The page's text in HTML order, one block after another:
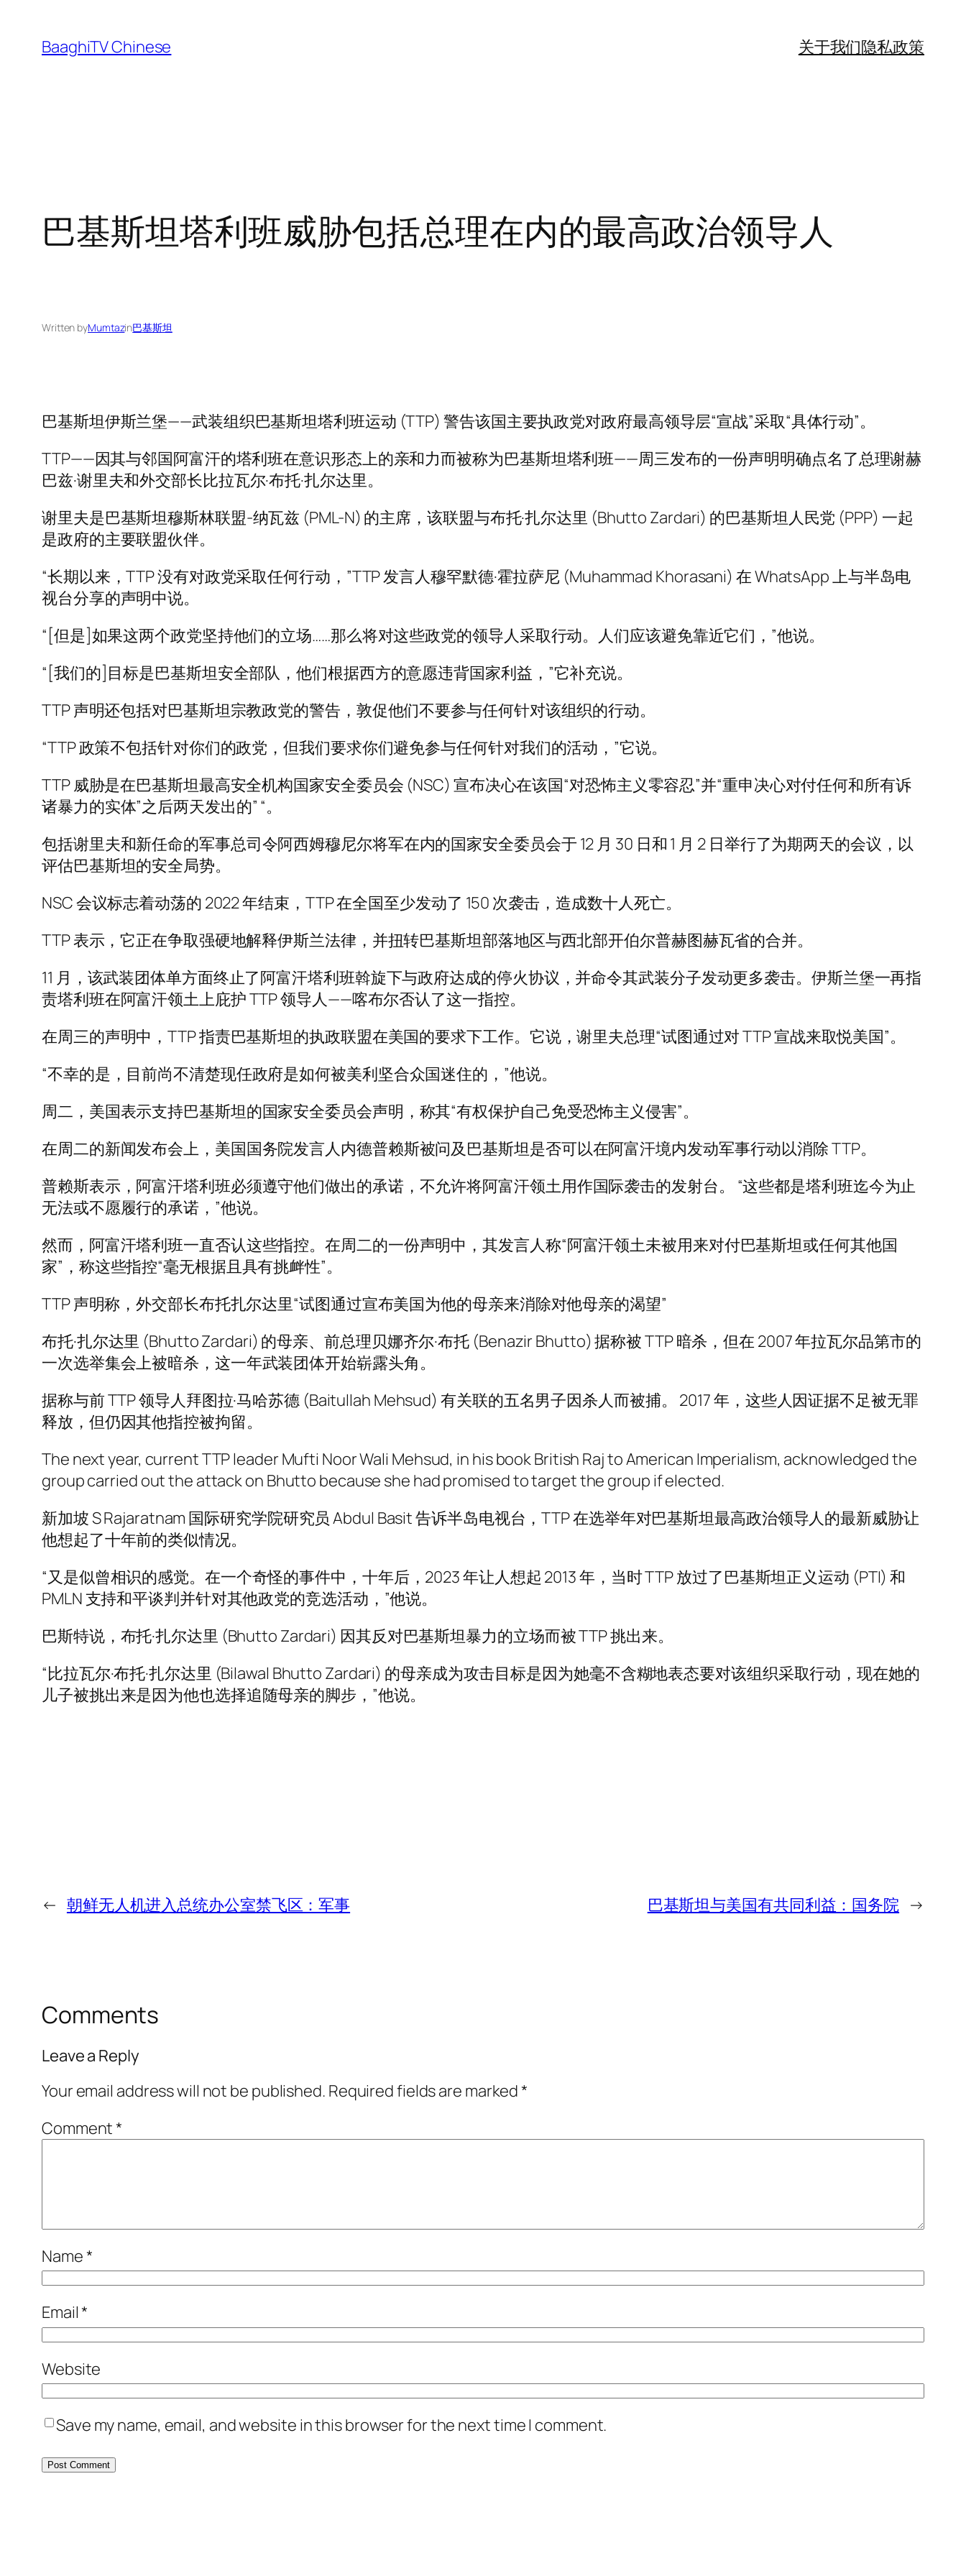
content
BaaghiTV Chinese 关于我们隐私政策
巴基斯坦塔利班威胁包括总理在内的最高政治领导人
Written byMumtazin巴基斯坦
巴基斯坦伊斯兰堡——武装组织巴基斯坦塔利班运动 (TTP) 警告该国主要执政党对政府最高领导层“宣战”采取“具体行动”。
TTP——因其与邻国阿富汗的塔利班在意识形态上的亲和力而被称为巴基斯坦塔利班——周三发布的一份声明明确点名了总理谢赫
巴兹·谢里夫和外交部长比拉瓦尔·布托·扎尔达里。
谢里夫是巴基斯坦穆斯林联盟-纳瓦兹 (PML-N) 的主席，该联盟与布托·扎尔达里 (Bhutto Zardari) 的巴基斯坦人民党 (PPP) 一起
是政府的主要联盟伙伴。
“长期以来，TTP 没有对政党采取任何行动，”TTP 发言人穆罕默德·霍拉萨尼 (Muhammad Khorasani) 在 WhatsApp 上与半岛电
视台分享的声明中说。
“[但是]如果这两个政党坚持他们的立场……那么将对这些政党的领导人采取行动。人们应该避免靠近它们，”他说。
“[我们的]目标是巴基斯坦安全部队，他们根据西方的意愿违背国家利益，”它补充说。
TTP 声明还包括对巴基斯坦宗教政党的警告，敦促他们不要参与任何针对该组织的行动。
“TTP 政策不包括针对你们的政党，但我们要求你们避免参与任何针对我们的活动，”它说。
TTP 威胁是在巴基斯坦最高安全机构国家安全委员会 (NSC) 宣布决心在该国“对恐怖主义零容忍”并“重申决心对付任何和所有诉
诸暴力的实体”之后两天发出的” “。
包括谢里夫和新任命的军事总司令阿西姆穆尼尔将军在内的国家安全委员会于 12 月 30 日和 1 月 2 日举行了为期两天的会议，以
评估巴基斯坦的安全局势。
NSC 会议标志着动荡的 2022 年结束，TTP 在全国至少发动了 150 次袭击，造成数十人死亡。
TTP 表示，它正在争取强硬地解释伊斯兰法律，并扭转巴基斯坦部落地区与西北部开伯尔普赫图赫瓦省的合并。
11 月，该武装团体单方面终止了阿富汗塔利班斡旋下与政府达成的停火协议，并命令其武装分子发动更多袭击。伊斯兰堡一再指
责塔利班在阿富汗领土上庇护 TTP 领导人——喀布尔否认了这一指控。
在周三的声明中，TTP 指责巴基斯坦的执政联盟在美国的要求下工作。它说，谢里夫总理“试图通过对 TTP 宣战来取悦美国”。
“不幸的是，目前尚不清楚现任政府是如何被美利坚合众国迷住的，”他说。
周二，美国表示支持巴基斯坦的国家安全委员会声明，称其“有权保护自己免受恐怖主义侵害”。
在周二的新闻发布会上，美国国务院发言人内德普赖斯被问及巴基斯坦是否可以在阿富汗境内发动军事行动以消除 TTP。
普赖斯表示，阿富汗塔利班必须遵守他们做出的承诺，不允许将阿富汗领土用作国际袭击的发射台。 “这些都是塔利班迄今为止
无法或不愿履行的承诺，”他说。
然而，阿富汗塔利班一直否认这些指控。在周二的一份声明中，其发言人称“阿富汗领土未被用来对付巴基斯坦或任何其他国
家”，称这些指控“毫无根据且具有挑衅性”。
TTP 声明称，外交部长布托扎尔达里“试图通过宣布美国为他的母亲来消除对他母亲的渴望”
布托·扎尔达里 (Bhutto Zardari) 的母亲、前总理贝娜齐尔·布托 (Benazir Bhutto) 据称被 TTP 暗杀，但在 2007 年拉瓦尔品第市的
一次选举集会上被暗杀，这一年武装团体开始崭露头角。
据称与前 TTP 领导人拜图拉·马哈苏德 (Baitullah Mehsud) 有关联的五名男子因杀人而被捕。 2017 年，这些人因证据不足被无罪
释放，但仍因其他指控被拘留。
The next year, current TTP leader Mufti Noor Wali Mehsud, in his book British Raj to American Imperialism, acknowledged the
group carried out the attack on Bhutto because she had promised to target the group if elected.
新加坡 S Rajaratnam 国际研究学院研究员 Abdul Basit 告诉半岛电视台，TTP 在选举年对巴基斯坦最高政治领导人的最新威胁让
他想起了十年前的类似情况。
“又是似曾相识的感觉。在一个奇怪的事件中，十年后，2023 年让人想起 2013 年，当时 TTP 放过了巴基斯坦正义运动 (PTI) 和
PMLN 支持和平谈判并针对其他政党的竞选活动，”他说。
巴斯特说，布托·扎尔达里 (Bhutto Zardari) 因其反对巴基斯坦暴力的立场而被 TTP 挑出来。
“比拉瓦尔·布托·扎尔达里 (Bilawal Bhutto Zardari) 的母亲成为攻击目标是因为她毫不含糊地表态要对该组织采取行动，现在她的
儿子被挑出来是因为他也选择追随母亲的脚步，”他说。
← 朝鲜无人机进入总统办公室禁飞区：军事 巴基斯坦与美国有共同利益：国务院 →
Comments
Leave a Reply
Your email address will not be published. Required fields are marked*
Comment*
Name*
Email*
Website
Save my name, email, and website in this browser for the next time I comment.